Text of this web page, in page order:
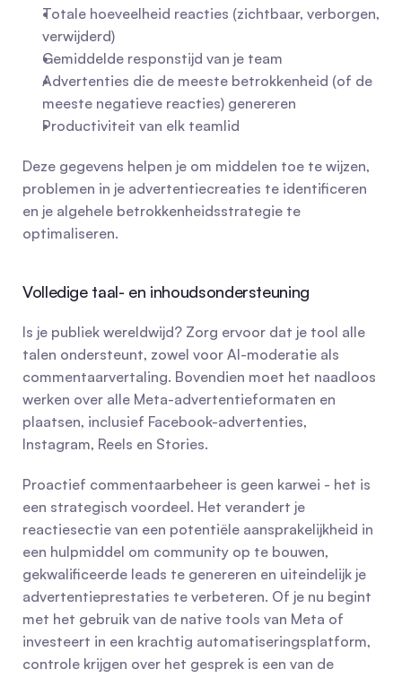
Totale hoeveelheid reacties (zichtbaar, verborgen,
verwijderd)
Gemiddelde responstijd van je team
Advertenties die de meeste betrokkenheid (of de
meeste negatieve reacties) genereren
Productiviteit van elk teamlid
Deze gegevens helpen je om middelen toe te wijzen,
problemen in je advertentiecreaties te identificeren
en je algehele betrokkenheidsstrategie te
optimaliseren.
Volledige taal- en inhoudsondersteuning
Is je publiek wereldwijd? Zorg ervoor dat je tool alle
talen ondersteunt, zowel voor AI-moderatie als
commentaarvertaling. Bovendien moet het naadloos
werken over alle Meta-advertentieformaten en
plaatsen, inclusief Facebook-advertenties,
Instagram, Reels en Stories.
Proactief commentaarbeheer is geen karwei - het is
een strategisch voordeel. Het verandert je
reactiesectie van een potentiële aansprakelijkheid in
een hulpmiddel om community op te bouwen,
gekwalificeerde leads te genereren en uiteindelijk je
advertentieprestaties te verbeteren. Of je nu begint
met het gebruik van de native tools van Meta of
investeert in een krachtig automatiseringsplatform,
controle krijgen over het gesprek is een van de